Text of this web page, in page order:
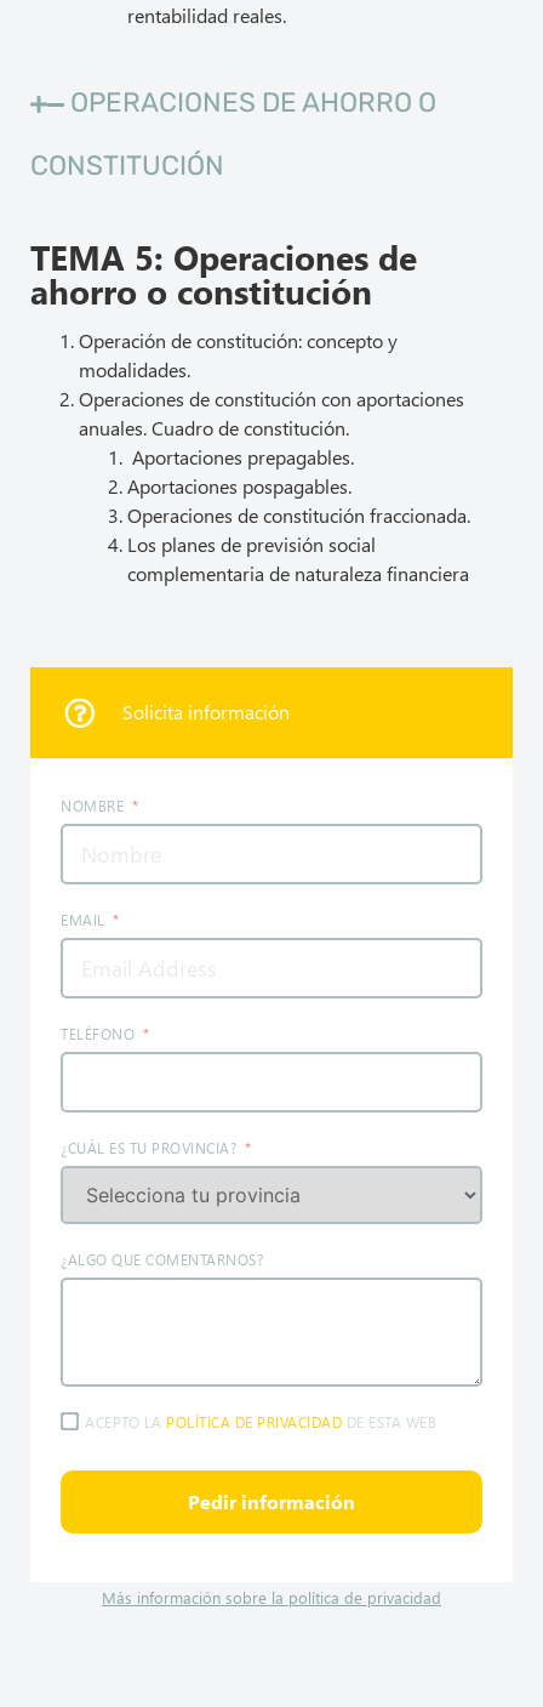
rentabilidad reales.
OPERACIONES DE AHORRO O
CONSTITUCIÓN
TEMA 5: Operaciones de
ahorro o constitución
Operación de constitución: concepto y
modalidades.
Operaciones de constitución con aportaciones
anuales. Cuadro de constitución.
Aportaciones prepagables.
Aportaciones pospagables.
Operaciones de constitución fraccionada.
Los planes de previsión social
complementaria de naturaleza financiera
Solicita información
NOMBRE
EMAIL
TELÉFONO
¿CUÁL ES TU PROVINCIA?
¿ALGO QUE COMENTARNOS?
ACEPTO LA POLÍTICA DE PRIVACIDAD DE ESTA WEB
Pedir información
Más información sobre la política de privacidad